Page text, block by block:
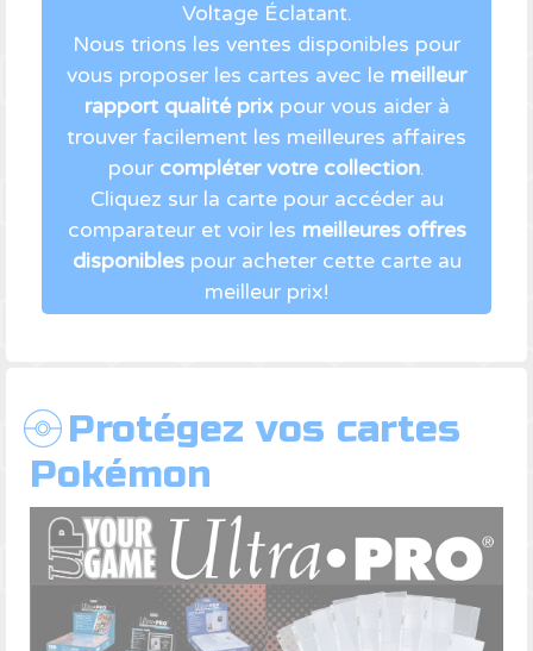
Voltage Éclatant.
Nous trions les ventes disponibles pour
vous proposer les cartes avec le meilleur
rapport qualité prixpour vous aider à
trouver facilement les meilleures affaires
pour compléter votre collection.
Cliquez sur la carte pour accéder au
comparateur et voir les meilleures offres
disponiblespour acheter cette carte au
meilleur prix!
Protégez vos cartes
Pokémon